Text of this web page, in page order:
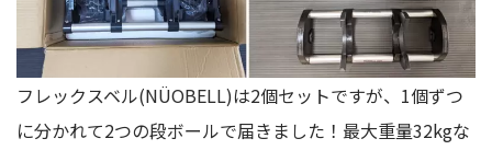
フレックスベル(NÜOBELL)は2個セットですが、1個ずつ
に分かれて2つの段ボールで届きました！最大重量32kgな